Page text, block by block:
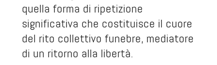
quella forma di ripetizione
significativa che costituisce il cuore
del rito collettivo funebre, mediatore
di un ritorno alla libertà.